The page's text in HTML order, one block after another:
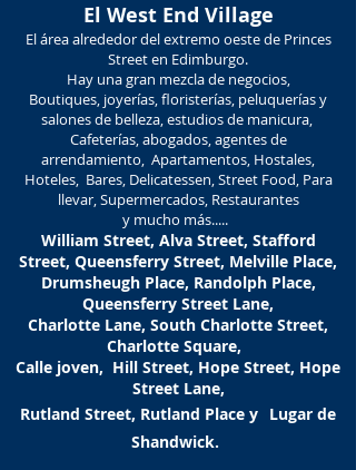
El West End Village
El área alrededor del extremo oeste de Princes
Street en Edimburgo.
Hay una gran mezcla de negocios,
Boutiques, joyerías, floristerías, peluquerías y
salones de belleza, estudios de manicura,
Cafeterías, abogados, agentes de
arrendamiento, Apartamentos, Hostales,
Hoteles, Bares, Delicatessen, Street Food, Para
llevar, Supermercados, Restaurantes
y mucho más.....
William Street, Alva Street, Stafford
Street, Queensferry Street, Melville Place,
Drumsheugh Place, Randolph Place,
Queensferry Street Lane,
Charlotte Lane, South Charlotte Street,
Charlotte Square,
Calle joven, Hill Street, Hope Street, Hope
Street Lane,
Rutland Street, Rutland Place y Lugar de
Shandwick.